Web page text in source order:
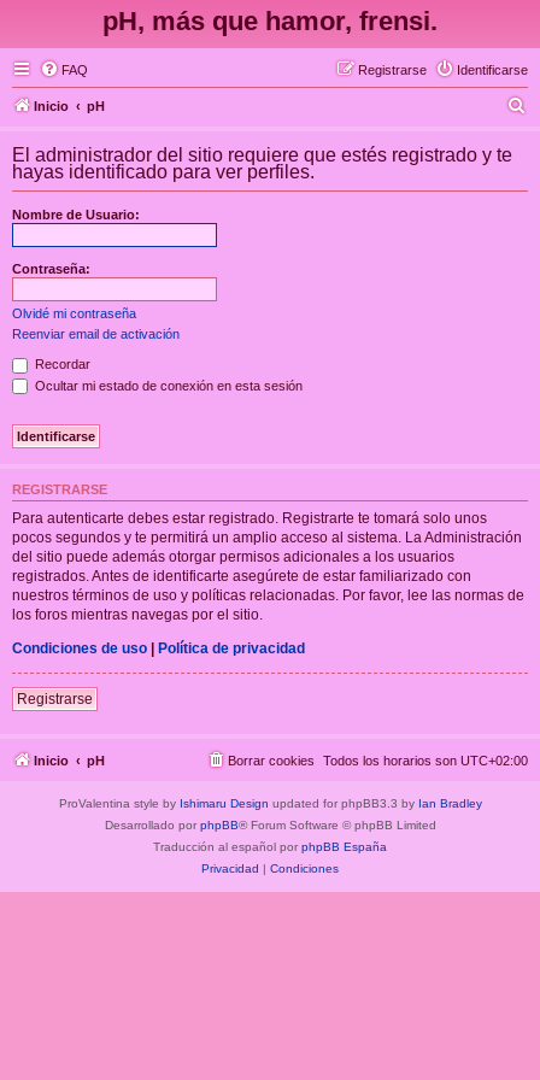
pH, más que hamor, frensi.
FAQ Identificarse
Registrarse
Inicio pH
c
El administrador del sitio requiere que estés registrado y te
hayas identificado para ver perfiles.
Nombre de Usuario:
Contraseña:
Olvidé mi contraseña
Reenviar email de activación
Recordar
Ocultar mi estado de conexión en esta sesión
REGISTRARSE
Para autenticarte debes estar registrado. Registrarte te tomará solo unos
pocos segundos y te permitirá un amplio acceso al sistema. La Administración
del sitio puede además otorgar permisos adicionales a los usuarios
registrados. Antes de identificarte asegúrete de estar familiarizado con
nuestros términos de uso y políticas relacionadas. Por favor, lee las normas de
los foros mientras navegas por el sitio.
Condiciones de uso | Política de privacidad
Registrarse
Inicio pH Todos los horarios son UTC+02:00
Borrar cookies
ProValentina style by Ishimaru Design updated for phpBB3.3 by Ian Bradley
Desarrollado por phpBB® Forum Software © phpBB Limited
Traducción al español por phpBB España
Privacidad | Condiciones